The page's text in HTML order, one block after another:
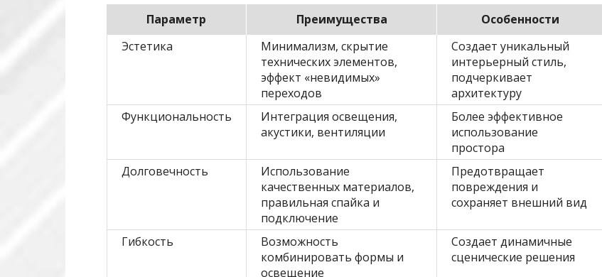
Параметр Преимущества
Особенности
Эстетика
Минимализм, скрытие
технических элементов,
эффект «невидимых»
переходов
Создает уникальный
интерьерный стиль,
подчеркивает
архитектуру
Функциональность
Интеграция освещения,
акустики, вентиляции
Более эффективное
использование
простора
Долговечность
Использование
качественных материалов,
правильная спайка и
подключение
Предотвращает
повреждения и
сохраняет внешний вид
Гибкость
Возможность
комбинировать формы и
освещение
Создает динамичные
сценические решения